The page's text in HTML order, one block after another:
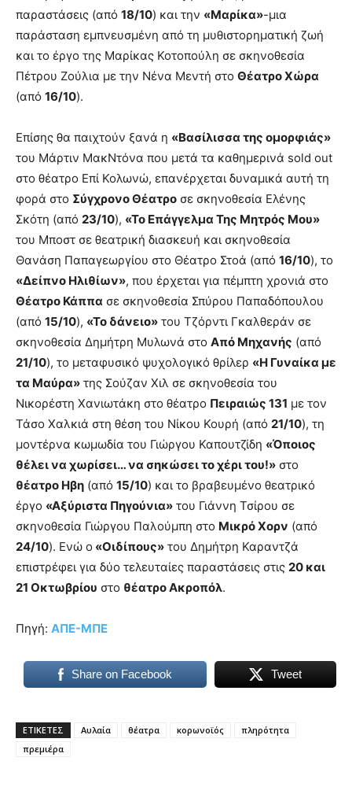
παραστάσεις (από 18/10) και την «Μαρίκα»-μια
παράσταση εμπνευσμένη από τη μυθιστορηματική ζωή
και το έργο της Μαρίκας Κοτοπούλη σε σκηνοθεσία
Πέτρου Ζούλια με την Νένα Μεντή στο Θέατρο Χώρα
(από 16/10).
Επίσης θα παιχτούν ξανά η «Βασίλισσα της ομορφιάς»
του Μάρτιν ΜακΝτόνα που μετά τα καθημερινά sold out
στο θέατρο Επί Κολωνώ, επανέρχεται δυναμικά αυτή τη
φορά στο Σύγχρονο Θέατρο σε σκηνοθεσία Ελένης
Σκότη (από 23/10), «Το Επάγγελμα Της Μητρός Μου»
του Μποστ σε θεατρική διασκευή και σκηνοθεσία
Θανάση Παπαγεωργίου στο Θέατρο Στοά (από 16/10), το
«Δείπνο Ηλιθίων», που έρχεται για πέμπτη χρονιά στο
Θέατρο Κάππα σε σκηνοθεσία Σπύρου Παπαδόπουλου
(από 15/10), «Το δάνειο» του Τζόρντι Γκαλθεράν σε
σκηνοθεσία Δημήτρη Μυλωνά στο Από Μηχανής (από
21/10), το μεταφυσικό ψυχολογικό θρίλερ «Η Γυναίκα με
τα Μαύρα» της Σούζαν Χιλ σε σκηνοθεσία του
Νικορέστη Χανιωτάκη στο θέατρο Πειραιώς 131 με τον
Τάσο Χαλκιά στη θέση του Νίκου Κουρή (από 21/10), τη
μοντέρνα κωμωδία του Γιώργου Καπουτζίδη «Όποιος
θέλει να χωρίσει… να σηκώσει το χέρι του!» στο
θέατρο Ηβη (από 15/10) και το βραβευμένο θεατρικό
έργο «Αξύριστα Πηγούνια» του Γιάννη Τσίρου σε
σκηνοθεσία Γιώργου Παλούμπη στο Μικρό Χορν (από
24/10). Ενώ ο «Οιδίπους» του Δημήτρη Καραντζά
επιστρέφει για δύο τελευταίες παραστάσεις στις 20 και
21 Οκτωβρίου στο θέατρο Ακροπόλ.
Πηγή: ΑΠΕ-ΜΠΕ
Share on Facebook Tweet
ΕΤΙΚΕΤΕΣ Αυλαία θέατρα κορωνοϊός
πληρότητα
πρεμιέρα